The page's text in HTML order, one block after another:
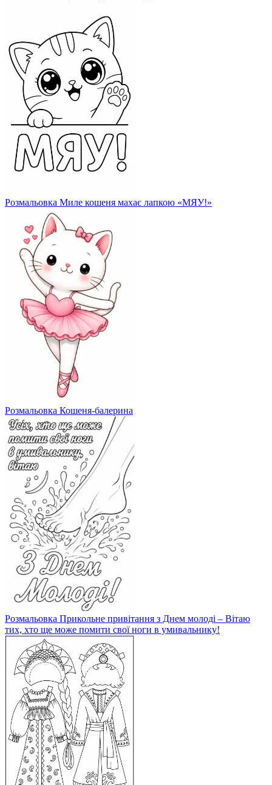
Розмальовка Миле кошеня махає лапкою «МЯУ!»
Розмальовка Кошеня-балерина
Розмальовка Прикольне привітання з Днем молоді – Вітаю
тих, хто ще може помити свої ноги в умивальнику!